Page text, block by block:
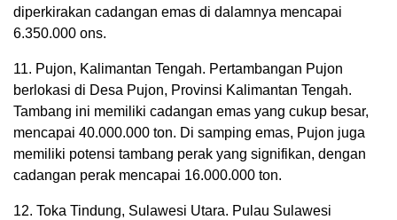
diperkirakan cadangan emas di dalamnya mencapai
6.350.000 ons.
11. Pujon, Kalimantan Tengah. Pertambangan Pujon
berlokasi di Desa Pujon, Provinsi Kalimantan Tengah.
Tambang ini memiliki cadangan emas yang cukup besar,
mencapai 40.000.000 ton. Di samping emas, Pujon juga
memiliki potensi tambang perak yang signifikan, dengan
cadangan perak mencapai 16.000.000 ton.
12. Toka Tindung, Sulawesi Utara. Pulau Sulawesi